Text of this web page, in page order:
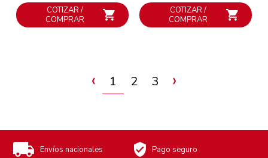
COTIZAR /
COMPRAR
COTIZAR /
COMPRAR
‹ 1 2 3 ›
Envíos nacionales Pago seguro